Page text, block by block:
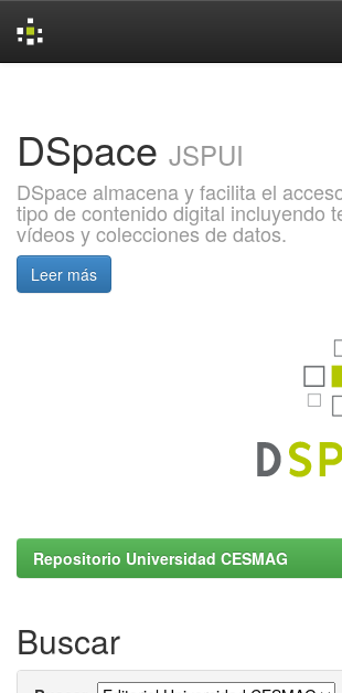
DSpace JSPUI
DSpace almacena y facilita el
tipo de contenido digital incluyendo
vídeos y colecciones de datos.
Leer más
Repositorio Universidad CESMAG
Buscar